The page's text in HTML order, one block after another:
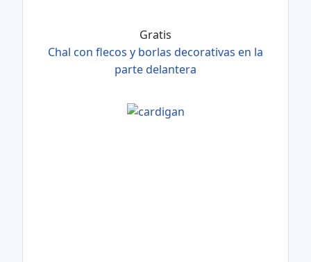
Gratis
Chal con flecos y borlas decorativas en la
parte delantera